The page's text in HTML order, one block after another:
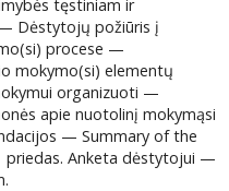
tęstiniam ir
Dėstytojų požiūris į
procese —
mokymo(si) elementų
organizuoti —
apie nuotolinį mokymąsi
— Summary of the
Anketa dėstytojui —